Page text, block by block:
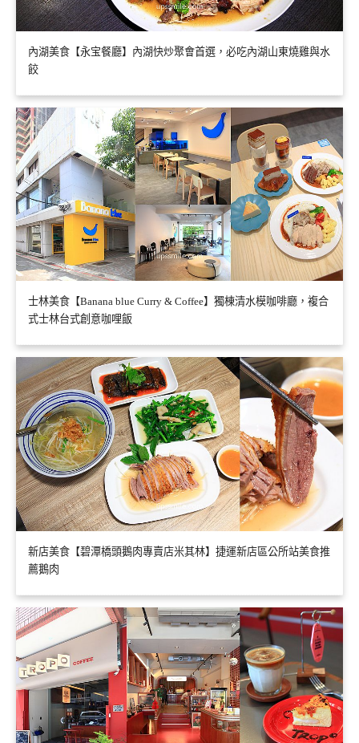
內湖美食【永宝餐廳】內湖快炒聚會首選，必吃內湖山東燒雞與水
餃
士林美食【Banana blue Curry & Coffee】獨棟清水模咖啡廳，複合
式士林台式創意咖哩飯
新店美食【碧潭橋頭鵝肉專賣店米其林】捷運新店區公所站美食推
薦鵝肉